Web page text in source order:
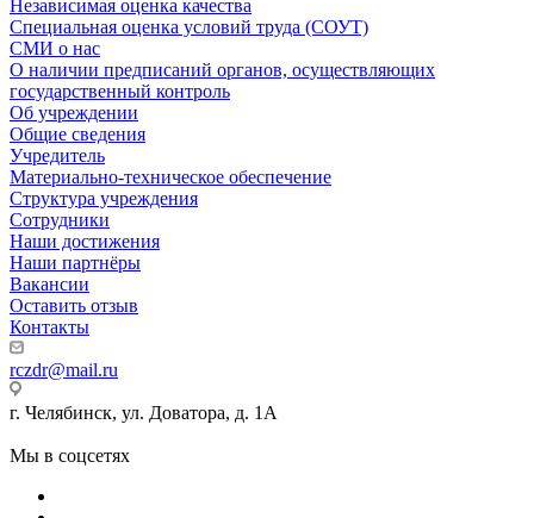
Независимая оценка качества
Специальная оценка условий труда (СОУТ)
СМИ о нас
О наличии предписаний органов, осуществляющих
государственный контроль
Об учреждении
Общие сведения
Учредитель
Материально-техническое обеспечение
Структура учреждения
Сотрудники
Наши достижения
Наши партнёры
Вакансии
Оставить отзыв
Контакты
rczdr@mail.ru
г. Челябинск, ул. Доватора, д. 1А
Мы в соцсетях